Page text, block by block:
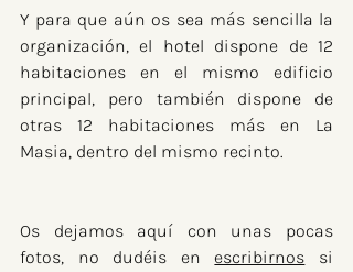
Y para que aún os sea más sencilla la
organización, el hotel dispone de 12
habitaciones en el mismo edificio
principal, pero también dispone de
otras 12 habitaciones más en La
Masia, dentro del mismo recinto.
Os dejamos aquí con unas pocas
fotos, no dudéis en escribirnos si